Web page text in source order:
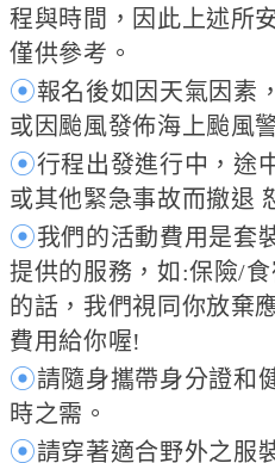
程與時間，因此上述所
僅供參考。
⦿報名後如因天氣因素
或因颱風發佈海上颱風
⦿行程出發進行中，途
或其他緊急事故而撤退
⦿我們的活動費用是套
提供的服務，如:保險/
的話，我們視同你放棄
費用給你喔!
⦿請隨身攜帶身分證和
時之需。
⦿請穿著適合野外之服